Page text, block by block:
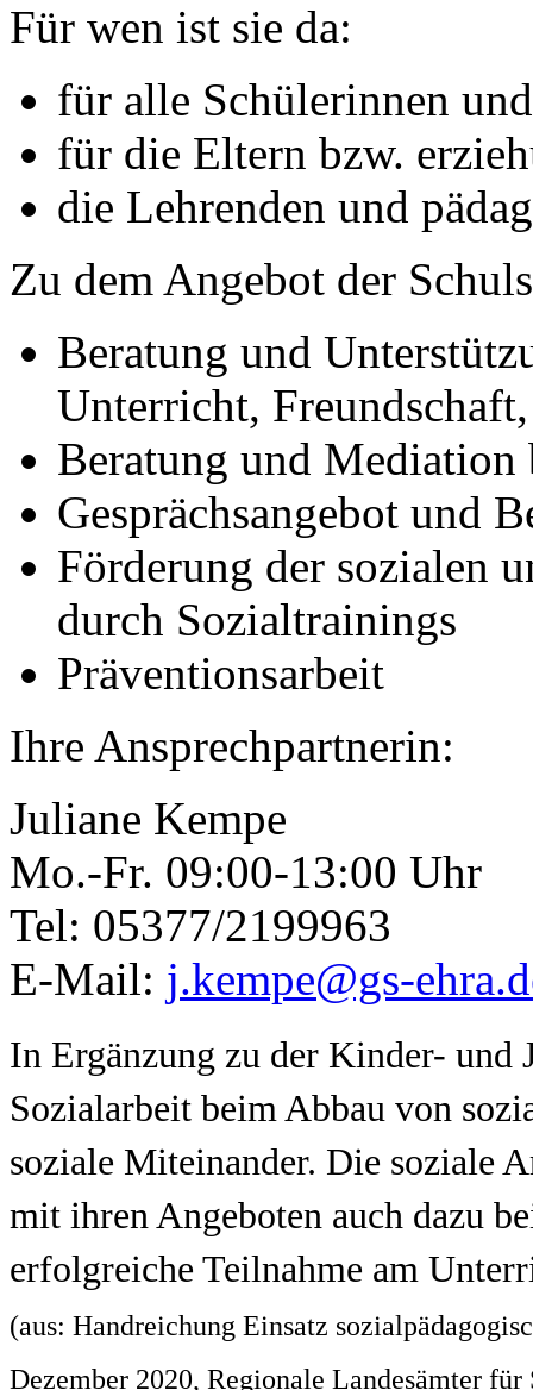
Für wen ist sie da:
für alle Schülerinnen
für die Eltern bzw.
die Lehrenden und
Zu dem Angebot der
Beratung und
Unterricht,
Beratung und
Gesprächsangebot und
Förderung der sozialen
durch Sozialtrainings
Präventionsarbeit
Ihre Ansprechpartnerin:
Juliane Kempe
Mo.-Fr. 09:00-13:00 Uhr
Tel: 05377/2199963
E-Mail: j.kempe@gs-
In Ergänzung zu der Kinder- und
Sozialarbeit beim Abbau von
soziale Miteinander. Die soziale
mit ihren Angeboten auch dazu
erfolgreiche Teilnahme am
(aus: Handreichung Einsatz
Dezember 2020, Regionale Landesämter